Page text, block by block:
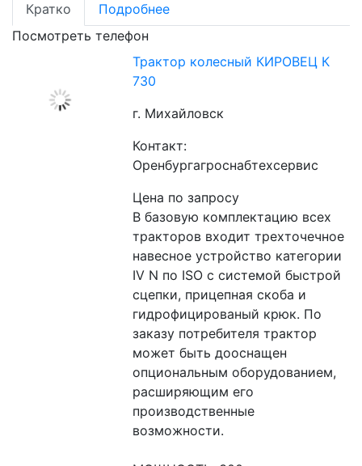
Кратко
Подробнее
Посмотреть телефон
Трактор колесный КИРОВЕЦ К
730
г. Михайловск
Контакт:
Оренбургагроснабтехсервис
Цена по запросу
В базовую комплектацию всех
тракторов входит трехточечное
навесное устройство категории
IV N по ISO с системой быстрой
сцепки, прицепная скоба и
гидрофицированый крюк. По
заказу потребителя трактор
может быть дооснащен
опциональным оборудованием,
расширяющим его
производственные
возможности.